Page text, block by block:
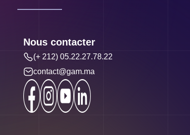
Nous contacter
(+ 212) 05.22.27.78.22
contact@gam.ma